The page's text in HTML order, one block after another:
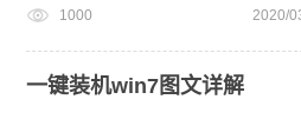
1000 2020/
一键装机win7图文详解